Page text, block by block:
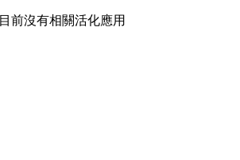
目前沒有相關活化應用